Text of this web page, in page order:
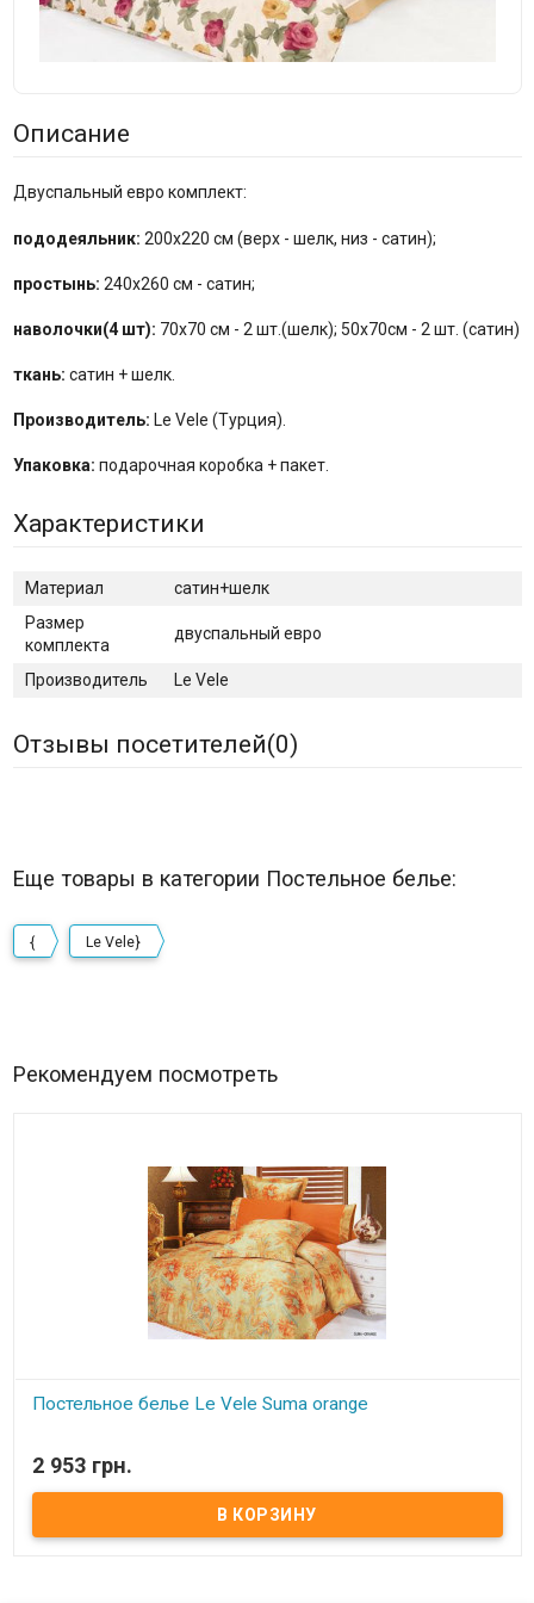
Описание
Двуспальный евро комплект:
пододеяльник: 200x220 см (верх - шелк, низ - сатин);
простынь: 240x260 см - сатин;
наволочки(4 шт): 70x70 см - 2 шт.(шелк); 50x70см - 2 шт. (сатин)
ткань: сатин + шелк.
Производитель: Le Vele (Турция).
Упаковка: подарочная коробка + пакет.
Характеристики
Материал
сатин+шелк
Размер
комплекта
двуспальный евро
Производитель Le Vele
Отзывы посетителей(0)
Еще товары в категории Постельное белье:
{ Le Vele}
Рекомендуем посмотреть
Постельное белье Le Vele Suma orange
Двуспальный комплект - жатый шёлк:
пододеяльник:200x220 см шёлк/сатин
240x260 см сатин
2 шт.70x70см+5см.шёлк + 2 шт.50*70см.сатин
ткань:верх пододеяльника, две наволочки - искусственный
2 953 грн.